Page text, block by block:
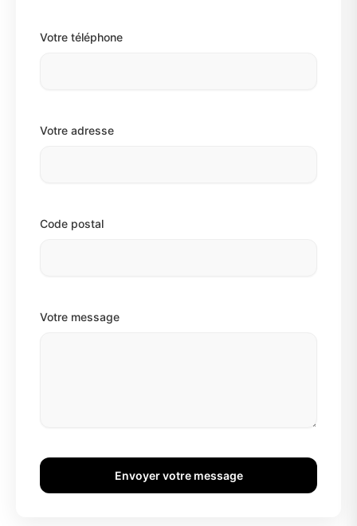
Votre téléphone
Votre adresse
Code postal
Votre message
Envoyer votre message